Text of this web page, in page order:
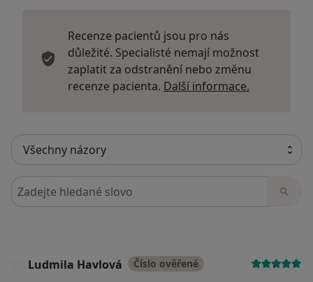
Recenze pacientů jsou pro nás
důležité. Specialisté nemají možnost
zaplatit za odstranění nebo změnu
recenze pacienta. Další informace.
Hledejte v názorech
Ludmila Havlová Číslo ověřené